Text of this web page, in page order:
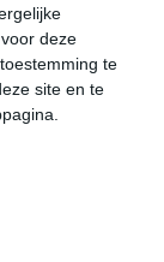
deze
te
site en te
23:00